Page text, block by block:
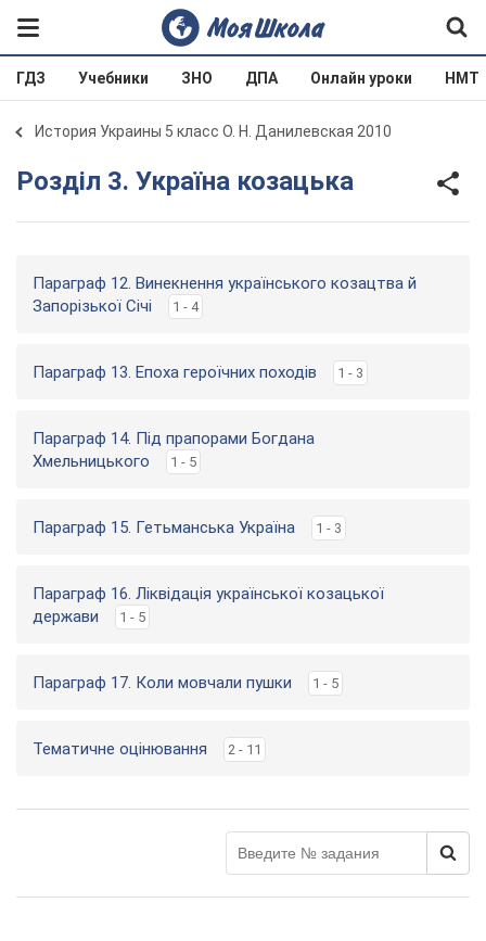
ГДЗ Учебники ЗНО ДПА Онлайн уроки НМТ
История Украины 5 класс О. Н. Данилевская 2010
Розділ 3. Україна козацька
Параграф 12. Винекнення українського козацтва й
Запорізької Січі
1 - 4
Параграф 13. Епоха героїчних походів 1 - 3
Параграф 14. Під прапорами Богдана
Хмельницького
1 - 5
Параграф 15. Гетьманська Україна 1 - 3
Параграф 16. Ліквідація української козацької
держави
1 - 5
Параграф 17. Коли мовчали пушки 1 - 5
Тематичне оцінювання 2 - 11